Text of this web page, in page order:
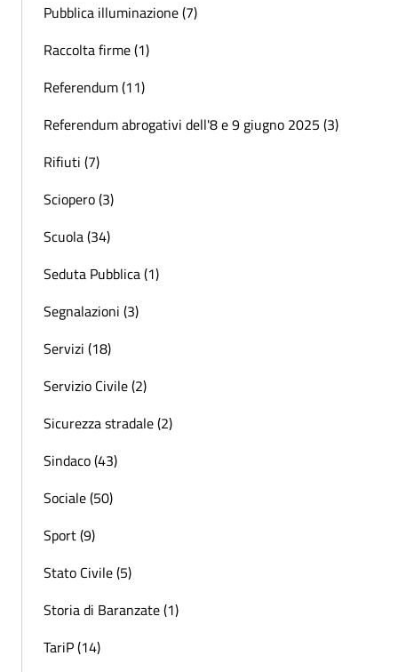
Pubblica illuminazione (7)
Raccolta firme (1)
Referendum (11)
Referendum abrogativi dell'8 e 9 giugno 2025 (3)
Rifiuti (7)
Sciopero (3)
Scuola (34)
Seduta Pubblica (1)
Segnalazioni (3)
Servizi (18)
Servizio Civile (2)
Sicurezza stradale (2)
Sindaco (43)
Sociale (50)
Sport (9)
Stato Civile (5)
Storia di Baranzate (1)
TariP (14)